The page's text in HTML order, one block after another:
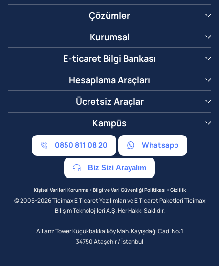
Çözümler
Kurumsal
E-ticaret Bilgi Bankası
Hesaplama Araçları
Ücretsiz Araçlar
Kampüs
0850 811 08 20 Whatsapp
Biz Sizi Arayalım
Kişisel Verileri Korunma•Bilgi ve Veri Güvenliği Politikası •Gizlilik
© 2005-2026 Ticimax E Ticaret Yazılımları ve E Ticaret Paketleri Ticimax
Bilişim Teknolojileri A.Ş. Her Hakkı Saklıdır.
Allianz Tower Küçükbakkalköy Mah. Kayışdağı Cad. No:1
34750 Ataşehir / İstanbul